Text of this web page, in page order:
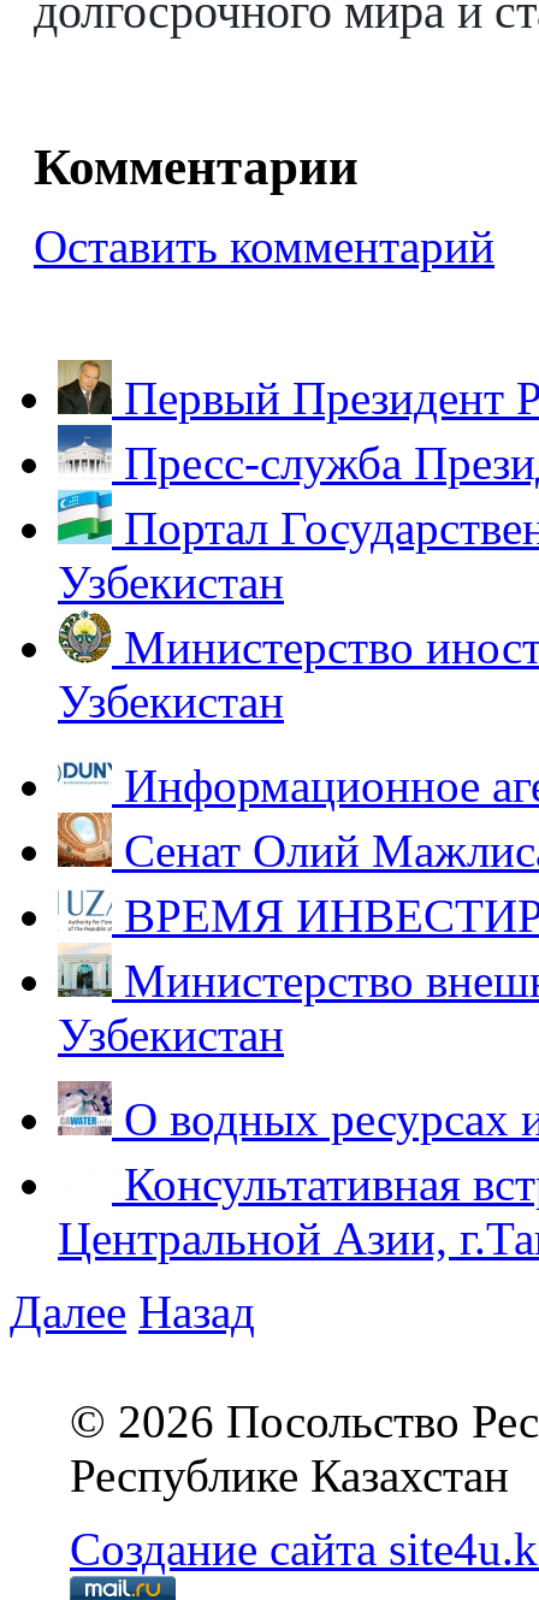
долгосрочного мира и
Комментарии
Оставить комментарий
Первый Президент
Пресс-служба
Портал
Узбекистан
Министерство
Узбекистан
Информационное
Сенат Олий
ВРЕМЯ
Министерство
Узбекистан
О водных ресурсах
Консультативная
Центральной Азии,
Далее Назад
© 2026 Посольство
Республике Казахстан
Создание сайта